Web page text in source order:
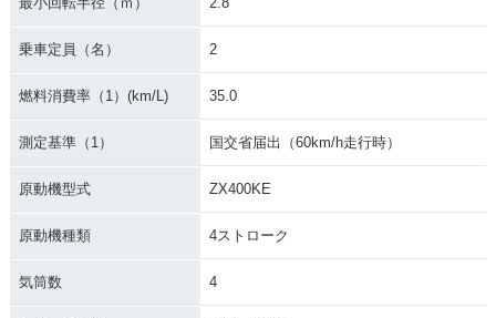
1990年 ZZR400・
乗車定員（名） 2
燃料消費率（1）(km/L) 35.0
測定基準（1） 国交省届出（60km/h走行時）
原動機型式 ZX400KE
原動機種類 4ストローク
気筒数 4